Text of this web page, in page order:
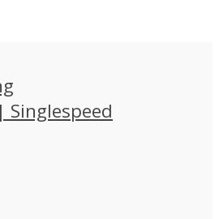
Singlespeed